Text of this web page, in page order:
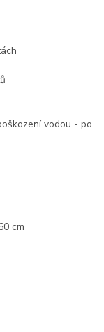
vodou - po
cm